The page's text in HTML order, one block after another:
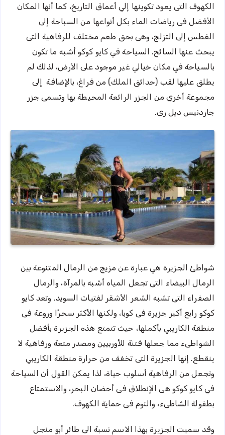
الكهوف التى يعود تكوينها إلي أعماق التاريخ، كما أنها المكان
الأفضل فى رياضات الماء بكل أنواعها من السباحة إلى
الغطس إلى التزلج، وهى بحق طعم مختلف للرفاهية التى
يبحث عنها السائح. السياحة في كايو كوكو أشبه ما تكون
بالسياحة في مكان خيالي غير موجود على الأرض، لذلك لم
يطلق عليها لقب (حدائق الملك) من فراغ، بالإضافة إلى
مجموعة أخري من الجزر الرائعة المحيطة بها وتسمى جزر
جاردنيس ديل رى.
شواطئ الجزيرة هي عبارة عن مزيج من الرمال المتنوعة بين
الرمال البيضاء التى تجعل المياه أشبه بالمرآة، والرمال
الصفراء التى تشبه الشعر الأشقر لفتيات السويد. وتعد كايو
كوكو رابع أكبر جزيرة فى كوبا، ولكنها الأكثر سحرًا وروعة فى
منطقة الكاريبي بأكملها، حيث تتمتع هذه الجزيرة بأفضل
الشواطىء مما جعلها فتنة للأوربيين ومصدر متعة ورفاهية لا
ينقطع. إنها الجزيرة التى تخفف من حرارة منطقة الكاريبي
وتجعل من الرفاهية أسلوب حياة، لذا يمكن القول أن السياحة
في كايو كوكو هى الإنطلاق فى أحضان البحر، والاستمتاع
بطفولة الشاطىء، والنوم فى حماية الكهوف.
وقد سميت الجزيرة بهذا الاسم نسبة الى طائر أبو منجل